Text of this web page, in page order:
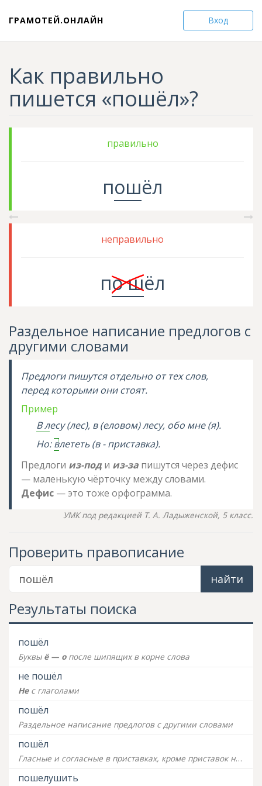
Вход
ГРАМОТЕЙ.ОНЛАЙН
Как правильно
пишется «пошёл»?
правильно
пошёл
неправильно
по шёл
Раздельное написание предлогов с
другими словами
Предлоги пишутся отдельно от тех слов,
перед которыми они стоят.
Пример
В лесу (лес), в (еловом) лесу, обо мне(я).
Но:влететь (в - приставка).
Предлоги из-под и из-за пишутся через дефис
— маленькую чёрточку между словами.
Дефис — это тоже орфограмма.
УМК под редакцией Т. А. Ладыженской, 5 класс.
Проверить правописание
найти
Результаты поиска
пошёл
Буквы ё — опосле шипящих в корне слова
не пошёл
Нес глаголами
пошёл
Раздельное написание предлогов с другими словами
пошёл
Гласные и согласные в приставках, кроме приставок на
пошелушить